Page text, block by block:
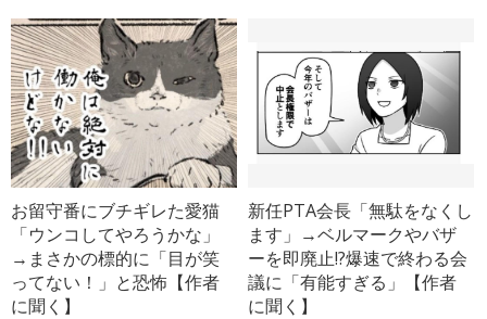
お留守番にブチギレた愛猫
「ウンコしてやろうかな」
→まさかの標的に「目が笑
ってない！」と恐怖【作者
に聞く】
新任PTA会長「無駄をなくし
ます」→ベルマークやバザ
ーを即廃止!?爆速で終わる会
議に「有能すぎる」【作者
に聞く】